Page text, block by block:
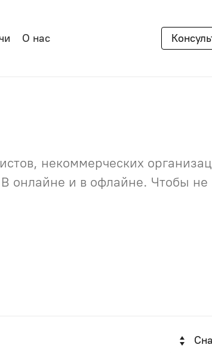
О нас
некоммерческих
В онлайне и в офлайне. Чтобы